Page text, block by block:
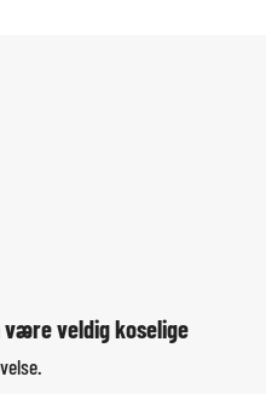
være veldig koselige